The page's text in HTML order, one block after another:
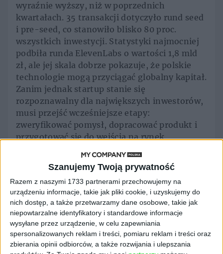
Szanujemy Twoją prywatność
Razem z naszymi 1733 partnerami przechowujemy na
urządzeniu informacje, takie jak pliki cookie, i uzyskujemy do
nich dostęp, a także przetwarzamy dane osobowe, takie jak
niepowtarzalne identyfikatory i standardowe informacje
wysyłane przez urządzenie, w celu zapewniania
spersonalizowanych reklam i treści, pomiaru reklam i treści oraz
zbierania opinii odbiorców, a także rozwijania i ulepszania
wyraźnie wyższy, niż w poprzednich
kwartałach. 35 transakcji dotyczyło rund seed
i pre-seed, co stanowiło blisko 80 proc.
wszystkich inwestycji. Statystyki najmocniej
podbiła runda ElevenLabs o wartości 1,8 mld
zł, ale jej skala dobrze pokazuje, że polskie
technologie mogą przyciągać globalny kapitał.
Zanim jednak startup stanie się
rozpoznawalny dla największych inwestorów,
musi przejść wcześniejsze etapy:
zweryfikować pomysł, dopracować produkt i
przygotować się do wejścia na rynek.
Sukces zaczyna się od
pierwszego kroku
Wśród dotychczasowych beneficjentów
„Platform startowych dla nowych pomysłów”
są firmy rozwijające rozwiązania z różnych
obszarów – od technologii kosmicznych,